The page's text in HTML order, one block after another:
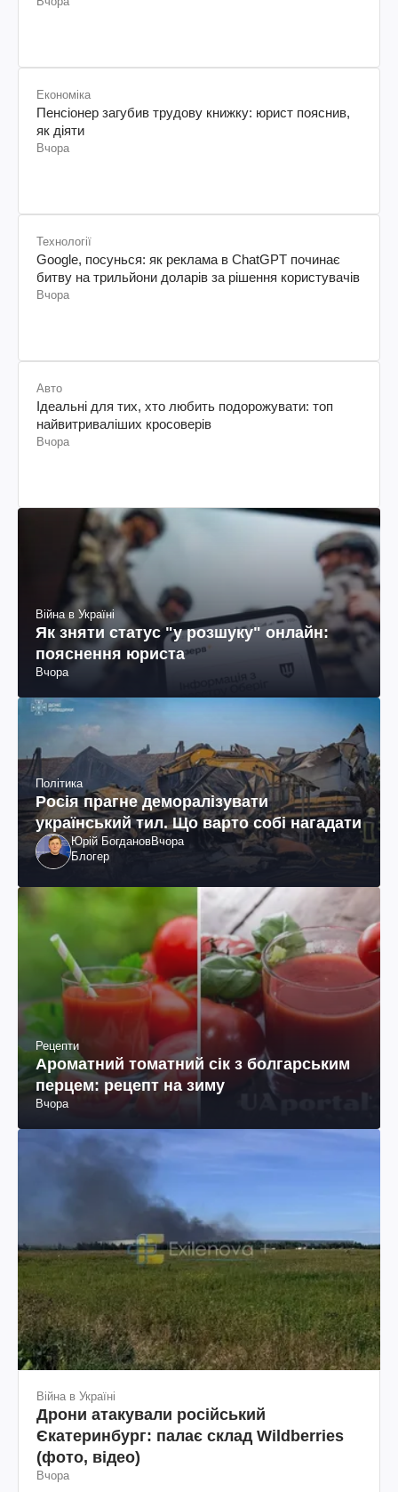
Економіка
Пенсіонер загубив трудову книжку: юрист пояснив,
як діяти
Вчора
Технології
Google, посунься: як реклама в ChatGPT починає
битву на трильйони доларів за рішення користувачів
Вчора
Авто
Ідеальні для тих, хто любить подорожувати: топ
найвитриваліших кросоверів
Вчора
Війна в Україні
Як зняти статус "у розшуку" онлайн:
пояснення юриста
Вчора
Політика
Росія прагне деморалізувати
український тил. Що варто собі нагадати
Юрій БогдановВчора
Блогер
Рецепти
Ароматний томатний сік з болгарським
перцем: рецепт на зиму
Вчора
Війна в Україні
Дрони атакували російський
Єкатеринбург: палає склад Wildberries
(фото, відео)
Вчора